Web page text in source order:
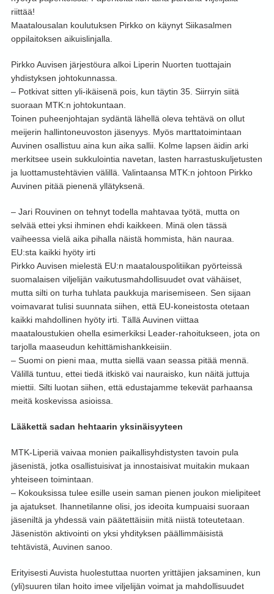
riittää!
Maatalousalan koulutuksen Pirkko on käynyt Siikasalmen
oppilaitoksen aikuislinjalla.
Pirkko Auvisen järjestöura alkoi Liperin Nuorten tuottajain
yhdistyksen johtokunnassa.
– Potkivat sitten yli-ikäisenä pois, kun täytin 35. Siirryin siitä
suoraan MTK:n johtokuntaan.
Toinen puheenjohtajan sydäntä lähellä oleva tehtävä on ollut
meijerin hallintoneuvoston jäsenyys. Myös marttatoimintaan
Auvinen osallistuu aina kun aika sallii. Kolme lapsen äidin arki
merkitsee usein sukkulointia navetan, lasten harrastuskuljetusten
ja luottamustehtävien välillä. Valintaansa MTK:n johtoon Pirkko
Auvinen pitää pienenä yllätyksenä.
– Jari Rouvinen on tehnyt todella mahtavaa työtä, mutta on
selvää ettei yksi ihminen ehdi kaikkeen. Minä olen tässä
vaiheessa vielä aika pihalla näistä hommista, hän nauraa.
EU:sta kaikki hyöty irti
Pirkko Auvisen mielestä EU:n maatalouspolitiikan pyörteissä
suomalaisen viljelijän vaikutusmahdollisuudet ovat vähäiset,
mutta silti on turha tuhlata paukkuja marisemiseen. Sen sijaan
voimavarat tulisi suunnata siihen, että EU-koneistosta otetaan
kaikki mahdollinen hyöty irti. Tällä Auvinen viittaa
maataloustukien ohella esimerkiksi Leader-rahoitukseen, jota on
tarjolla maaseudun kehittämishankkeisiin.
– Suomi on pieni maa, mutta siellä vaan seassa pitää mennä.
Välillä tuntuu, ettei tiedä itkiskö vai nauraisko, kun näitä juttuja
miettii. Silti luotan siihen, että edustajamme tekevät parhaansa
meitä koskevissa asioissa.
Lääkettä sadan hehtaarin yksinäisyyteen
MTK-Liperiä vaivaa monien paikallisyhdistysten tavoin pula
jäsenistä, jotka osallistuisivat ja innostaisivat muitakin mukaan
yhteiseen toimintaan.
– Kokouksissa tulee esille usein saman pienen joukon mielipiteet
ja ajatukset. Ihannetilanne olisi, jos ideoita kumpuaisi suoraan
jäseniltä ja yhdessä vain päätettäisiin mitä niistä toteutetaan.
Jäsenistön aktivointi on yksi yhdityksen päällimmäisistä
tehtävistä, Auvinen sanoo.
Erityisesti Auvista huolestuttaa nuorten yrittäjien jaksaminen, kun
(yli)suuren tilan hoito imee viljelijän voimat ja mahdollisuudet